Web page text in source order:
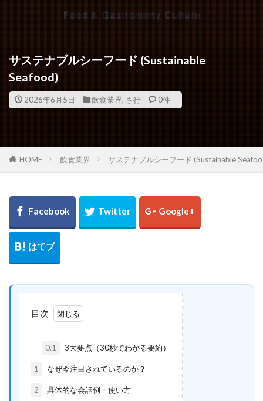
サステナブルシーフード (Sustainable
Seafood)
2026年6月5日 飲食業界, さ行 0件
HOME 飲食業界 サステナブルシーフード (Sustainable
目次
0.1 3大要点（30秒でわかる要約）
1 なぜ今注目されているのか？
2 具体的な会話例・使い方